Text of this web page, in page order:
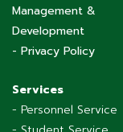
Management &
Development
- Privacy Policy
Services
- Personnel Service